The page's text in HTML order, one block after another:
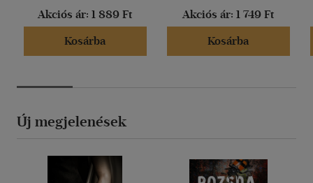
Akciós ár: 1 889 Ft
Kosárba
Akciós ár: 1 749 Ft
Kosárba
Új megjelenések